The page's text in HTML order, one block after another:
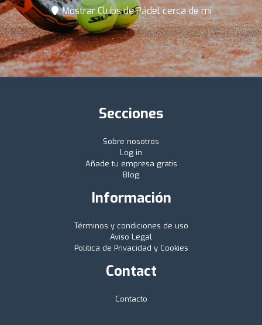
Mostrar Clubs de Pádel cerca de mí
Secciones
Sobre nosotros
Log in
Añade tu empresa gratis
Blog
Información
Términos y condiciones de uso
Aviso Legal
Política de Privacidad y Cookies
Contact
Contacto